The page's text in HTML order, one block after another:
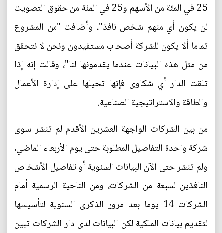
25 في المئة من الأسهم و25 في المئة من حقوق التصويت
لن يكون أي منهم شخص نافذ"، وأضافت "من المشروع
تماما ألا يكون للشركة أصحاب مستفيدون ونحن لا نتحقق
من مثل هذه البيانات عندما يقدمونها لنا"، وقالت إنه إذا
تلقت الدار أي شكاوى فإنها تحيلها على إدارة الأعمال
والطاقة والاستراتيجية الصناعية.
من بين الشركات الواجهة العشرين الأقدم لم تنشر سوى
شركة واحدة التفاصيل المطلوبة حتى يوم الأربعاء الماضي،
ولم تنشر حتى الآن البيانات السنوية أو تفاصيل الأشخاص
النافذين لسبعة من الشركات، ومن الناحية الرسمية أمام
الشركات 14 يوما بعد مرور الذكرى السنوية لتأسيسها
لتقديم بيانات الملكية لكن البيانات لدى دار الشركات تبين